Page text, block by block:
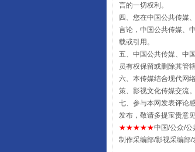
全民健身五
言的一切权利。
四、您在中国公共传媒
言论，中国公共传媒、
载或引用。
五、中国公共传媒、中
员有权保留或删除其管
六、本传媒结合现代网
策、影视文化传媒交流
七、参与本网发表评论
发布，敬请多提宝贵意
★★★★★中国/公众/
制作采编部/影视采编部/